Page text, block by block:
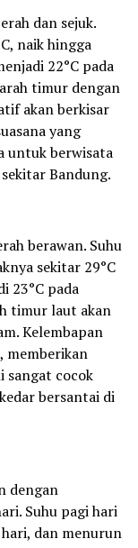
dan sejuk.
naik hingga
22°C pada
timur dengan
akan berkisar
yang
untuk berwisata
Bandung.
berawan. Suhu
sekitar 29°C
23°C pada
timur laut akan
Kelembapan
memberikan
sangat cocok
bersantai di
dengan
Suhu pagi hari
hari, dan menurun